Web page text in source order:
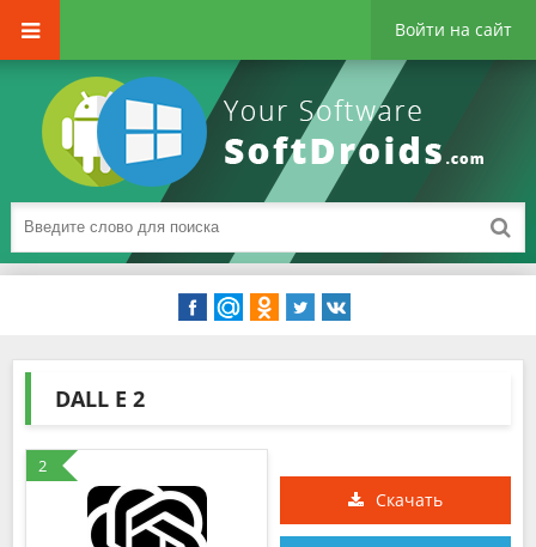
Войти на сайт
DALL E 2
2
Скачать